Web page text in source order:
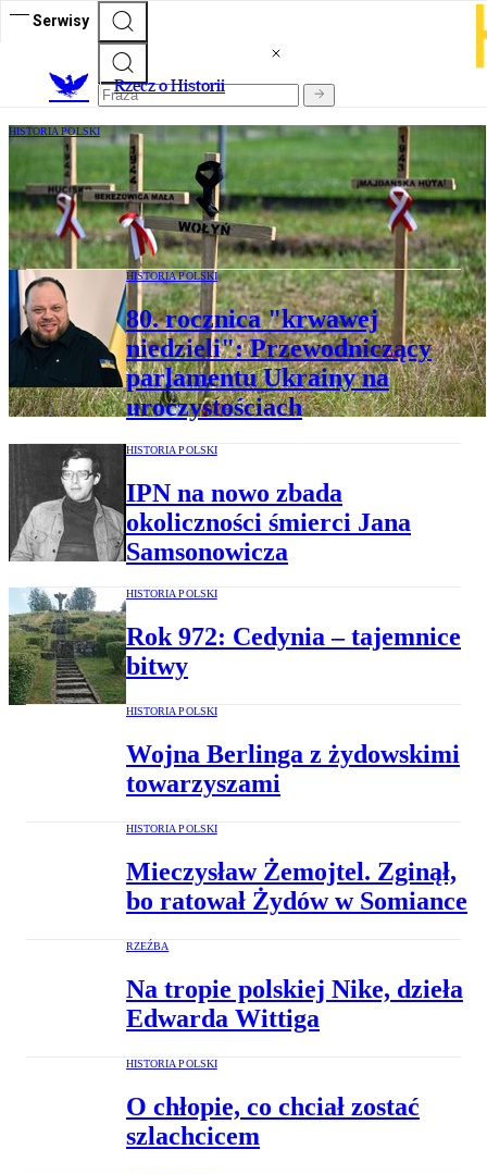
Serwisy
Rzecz o Historii
HISTORIA POLSKI
Uchwała w rocznicę Rzezi Wołyńskiej.
„Nie o zemstę, lecz o pamięć wołają
ofiary”
HISTORIA POLSKI
80. rocznica "krwawej
niedzieli": Przewodniczący
parlamentu Ukrainy na
uroczystościach
HISTORIA POLSKI
IPN na nowo zbada
okoliczności śmierci Jana
Samsonowicza
HISTORIA POLSKI
Rok 972: Cedynia – tajemnice
bitwy
HISTORIA POLSKI
Wojna Berlinga z żydowskimi
towarzyszami
HISTORIA POLSKI
Mieczysław Żemojtel. Zginął,
bo ratował Żydów w Somiance
RZEŹBA
Na tropie polskiej Nike, dzieła
Edwarda Wittiga
HISTORIA POLSKI
O chłopie, co chciał zostać
szlachcicem